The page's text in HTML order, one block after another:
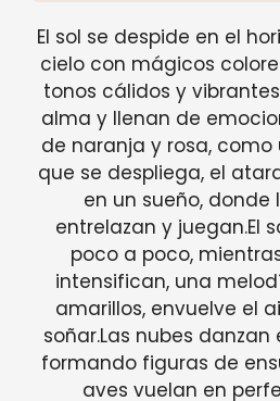
El sol se despide en el
cielo con mágicos
tonos cálidos y
alma y llenan de
de naranja y rosa, como
que se despliega, el
en un sueño, donde
entrelazan y juegan.El
poco a poco,
intensifican, una
amarillos, envuelve el
soñar.Las nubes
formando figuras de
aves vuelan en